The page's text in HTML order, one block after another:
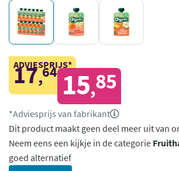
ADVIESPRIJS*
17,64 15,85
*Adviesprijs van fabrikant
Dit product maakt geen deel meer uit van
Neem eens een kijkje in de categorie
goed alternatief